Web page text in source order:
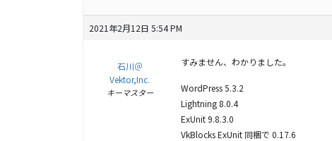
2021年2月12日 5:54 PM
石川＠
Vektor,Inc.
キーマスター
すみません、わかりました。
WordPress 5.3.2
Lightning 8.0.4
ExUnit 9.8.3.0
VkBlocks ExUnit 同梱で 0.17.6